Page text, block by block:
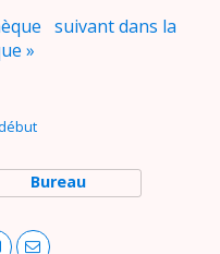
suivant dans la
»
Bureau